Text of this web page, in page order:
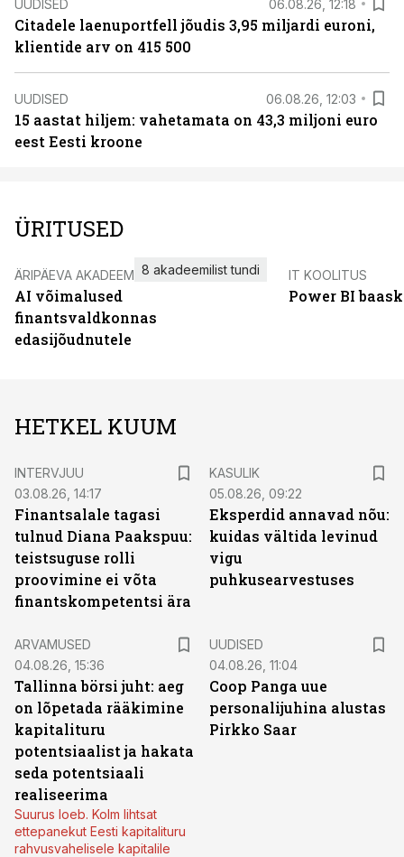
UUDISED 06.08.26, 12:18
Citadele laenuportfell jõudis 3,95 miljardi euroni,
klientide arv on 415 500
UUDISED 06.08.26, 12:03
15 aastat hiljem: vahetamata on 43,3 miljoni euro
eest Eesti kroone
ÜRITUSED
ÄRIPÄEVA AKADEEMIA
AI võimalused
finantsvaldkonnas
edasijõudnutele
8 akadeemilist tundi IT KOOLITUS
Power BI
HETKEL KUUM
INTERVJUU
03.08.26, 14:17
Finantsalale tagasi
tulnud Diana Paakspuu:
teistsuguse rolli
proovimine ei võta
finantskompetentsi ära
KASULIK
05.08.26, 09:22
Eksperdid annavad nõu:
kuidas vältida levinud
vigu
puhkusearvestuses
ARVAMUSED
04.08.26, 15:36
Tallinna börsi juht: aeg
on lõpetada rääkimine
kapitalituru
potentsiaalist ja hakata
seda potentsiaali
realiseerima
Suurus loeb. Kolm lihtsat
ettepanekut Eesti kapitalituru
rahvusvahelisele kapitalile
UUDISED
04.08.26, 11:04
Coop Panga uue
personalijuhina alustas
Pirkko Saar